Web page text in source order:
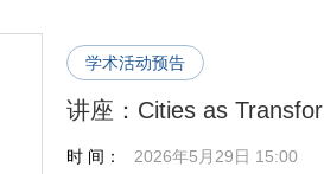
学术活动预告
时 间：
2026年5月29日 15:00